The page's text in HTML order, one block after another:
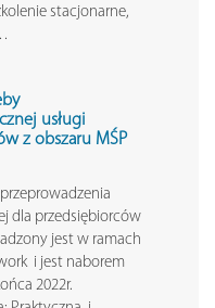
stacjonarne,
usługi
z obszaru MŚP
dla przedsiębiorców
jest w ramach
i jest naborem
2022r.